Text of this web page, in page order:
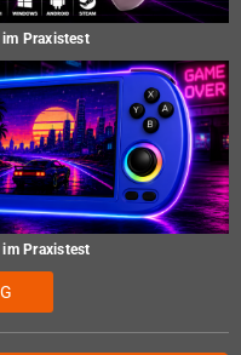
Praxistest
Praxistest